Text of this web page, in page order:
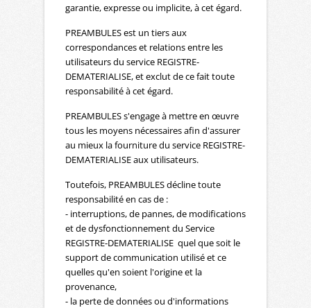
garantie, expresse ou implicite, à cet égard.
PREAMBULES est un tiers aux
correspondances et relations entre les
utilisateurs du service REGISTRE-
DEMATERIALISE, et exclut de ce fait toute
responsabilité à cet égard.
PREAMBULES s'engage à mettre en œuvre
tous les moyens nécessaires afin d'assurer
au mieux la fourniture du service REGISTRE-
DEMATERIALISE aux utilisateurs.
Toutefois, PREAMBULES décline toute
responsabilité en cas de :
- interruptions, de pannes, de modifications
et de dysfonctionnement du Service
REGISTRE-DEMATERIALISE quel que soit le
support de communication utilisé et ce
quelles qu'en soient l'origine et la
provenance,
- la perte de données ou d'informations